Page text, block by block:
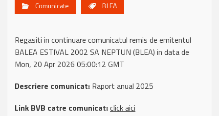
Comunicate BLEA
Regasiti in continuare comunicatul remis de emitentul
BALEA ESTIVAL 2002 SA NEPTUN (BLEA) in data de
Mon, 20 Apr 2026 05:00:12 GMT
Descriere comunicat: Raport anual 2025
Link BVB catre comunicat:click aici